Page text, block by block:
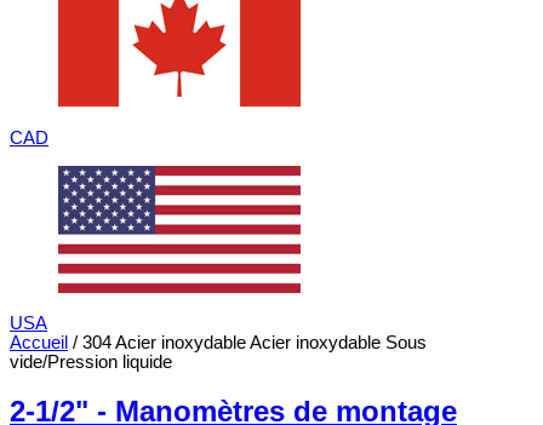
CAD
USA
Accueil / 304 Acier inoxydable Acier inoxydable Sous
vide/Pression liquide
2-1/2" - Manomètres de montage